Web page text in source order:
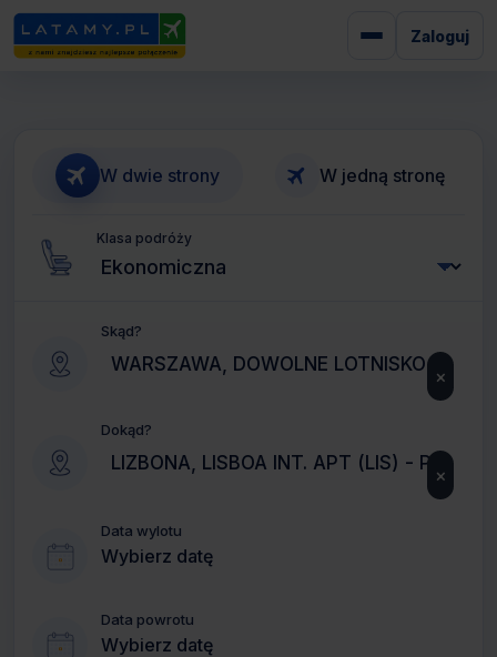
Zaloguj
W dwie strony W jedną stronę
Klasa podróży
Skąd?
×
Dokąd?
×
Data wylotu
Wybierz datę
Data powrotu
Wybierz datę